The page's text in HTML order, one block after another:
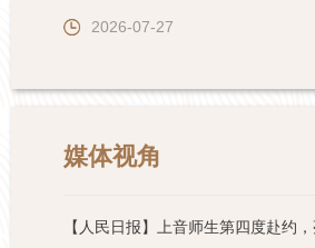
2026-07-27
媒体视角
【人民日报】上音师生第四度赴约